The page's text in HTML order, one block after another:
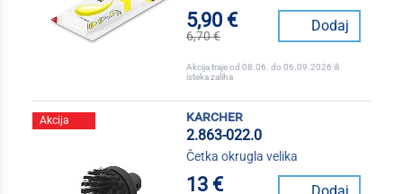
5,90 €
6,70 €
Dodaj
Akcija traje od 08.06. do 06.09.2026 ili
isteka zaliha
Akcija
karcher
2.863-022.0
Četka okrugla velika
13 €